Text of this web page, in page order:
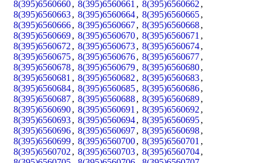
8(395)6560660, 8(395)6560661 , 8(395)6560662 ,
8(395)6560663, 8(395)6560664, 8(395)6560665,
8(395)6560666, 8(395)6560667, 8(395)6560668,
8(395)6560669, 8(395)6560670, 8(395)6560671 ,
8(395)6560672 , 8(395)6560673, 8(395)6560674,
8(395)6560675, 8(395)6560676, 8(395)6560677,
8(395)6560678, 8(395)6560679, 8(395)6560680,
8(395)6560681 , 8(395)6560682 , 8(395)6560683,
8(395)6560684, 8(395)6560685, 8(395)6560686,
8(395)6560687, 8(395)6560688, 8(395)6560689,
8(395)6560690, 8(395)6560691 , 8(395)6560692 ,
8(395)6560693, 8(395)6560694, 8(395)6560695,
8(395)6560696, 8(395)6560697, 8(395)6560698,
8(395)6560699, 8(395)6560700, 8(395)6560701 ,
8(395)6560702 , 8(395)6560703, 8(395)6560704,